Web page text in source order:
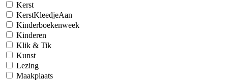
Kerst
KerstKleedjeAan
Kinderboekenweek
Kinderen
Klik & Tik
Kunst
Lezing
Maakplaats